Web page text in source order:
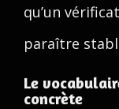
qu’un
paraître
Le
concrète